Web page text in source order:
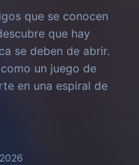
que se conocen
que hay
se deben de abrir.
un juego de
en una espiral de
2026